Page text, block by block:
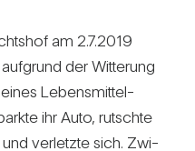
am 2.7.2019
der Wit­te­rung
Lebens­mit­tel­
ihr Auto, rutschte
ver­letzte sich. Zwi­